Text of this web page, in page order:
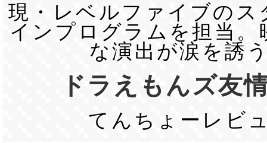
現・レベルファイブのス
インプログラムを担当。
な演出が涙を誘
ドラえもんズ友
てんちょーレビ